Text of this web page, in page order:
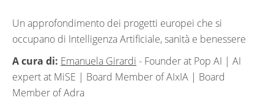
Un approfondimento dei progetti europei che si
occupano di Intelligenza Artificiale, sanità e benessere
A cura di: Emanuela Girardi - Founder at Pop AI | AI
expert at MiSE | Board Member of AIxIA | Board
Member of Adra